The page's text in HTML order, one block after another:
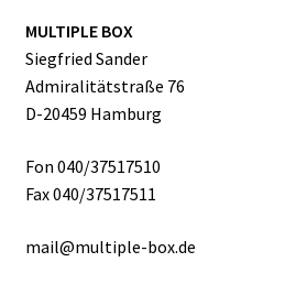
MULTIPLE BOX
Siegfried Sander
Admiralitätstraße 76
D-20459 Hamburg
Fon 040/37517510
Fax 040/37517511
mail@multiple-box.de